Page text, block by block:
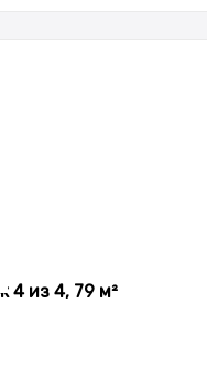
4 из 4, 79 м²